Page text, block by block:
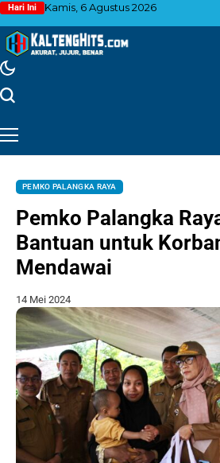
Hari Ini Kamis, 6 Agustus 2026
PEMKO PALANGKA RAYA
Pemko Palangka
Bantuan untuk
Mendawai
14 Mei 2024